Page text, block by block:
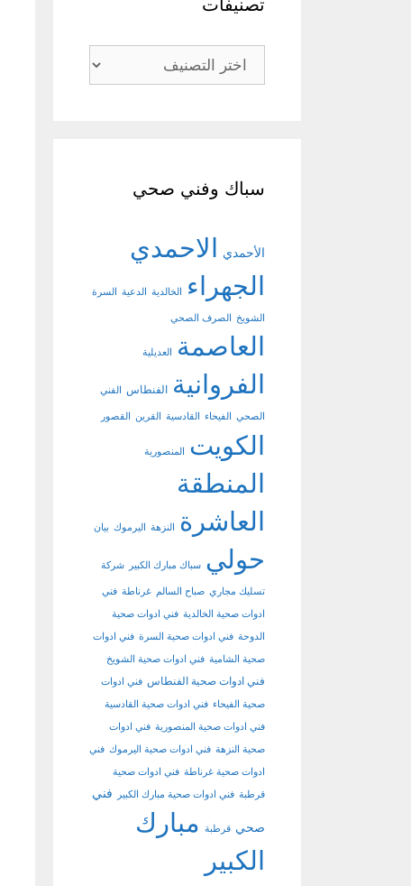
تصنيفات
تصنيفات
سباك وفني صحي
الأحمدي الاحمدي
الجهراء
الخالدية الدعية السرة
الشويخ الصرف الصحي
العاصمة العديلية
الفروانية الفنطاس الفني
الصحي الفيحاء القادسية القرين القصور
الكويت المنصورية
المنطقة
العاشرة
النزهة اليرموك بيان
حولي سباك مبارك الكبير شركة
تسليك مجاري صباح السالم غرناطة فني
ادوات صحية الخالدية فني ادوات صحية
الدوحة فني ادوات صحية السرة فني ادوات
صحية الشامية فني ادوات صحية الشويخ
فني ادوات صحية الفنطاس فني ادوات
صحية الفيحاء فني ادوات صحية القادسية
فني ادوات صحية المنصورية فني ادوات
صحية النزهة فني ادوات صحية اليرموك فني
ادوات صحية غرناطة فني ادوات صحية
قرطبة فني ادوات صحية مبارك الكبير فني
صحي قرطبة مبارك
الكبير